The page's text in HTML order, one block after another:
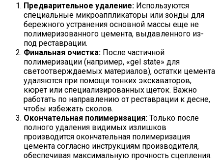
Предварительное удаление: Используются
специальные микроаппликаторы или зонды для
бережного устранения основной массы еще не
полимеризованного цемента, выдавленного из-
под реставрации.
Финальная очистка: После частичной
полимеризации (например, «gel state» для
светоотверждаемых материалов), остатки цемента
удаляются при помощи тонких экскаваторов,
кюрет или специализированных щеток. Важно
работать по направлению от реставрации к десне,
чтобы избежать сколов.
Окончательная полимеризация: Только после
полного удаления видимых излишков
производится окончательная полимеризация
цемента согласно инструкциям производителя,
обеспечивая максимальную прочность сцепления.